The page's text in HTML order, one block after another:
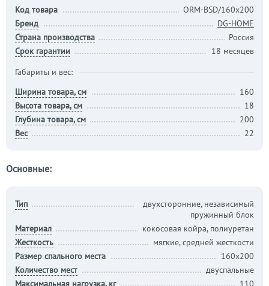
Код товара
ORM-BSD/160x200
Бренд
DG-HOME
Страна производства
Россия
Срок гарантии
18 месяцев
Габариты и вес:
Ширина товара, см
160
Высота товара, см
18
Глубина товара, см
200
Вес
22
Основные:
Тип
двухсторонние, независимый
пружинный блок
Материал
кокосовая койра, полиуретан
Жесткость
мягкие, средней жесткости
Размер спального места
160х200
Количество мест
двуспальные
Максимальная нагрузка, кг
110